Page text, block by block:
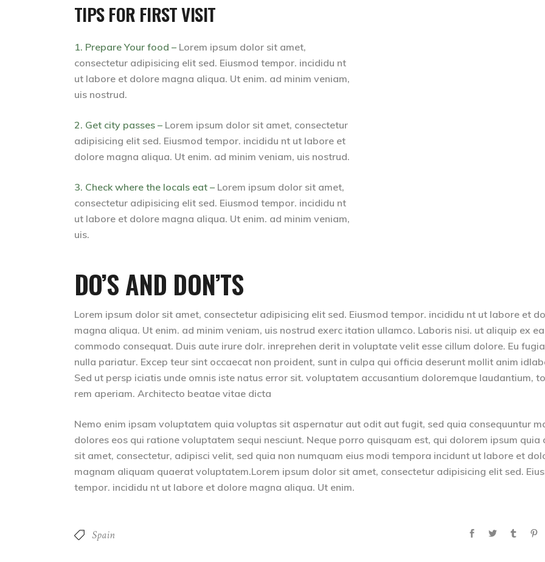
TIPS FOR FIRST VISIT
1. Prepare Your food – Lorem ipsum dolor sit amet,
consectetur adipisicing elit sed. Eiusmod tempor. incididu nt
ut labore et dolore magna aliqua. Ut enim. ad minim veniam,
uis nostrud.
2. Get city passes – Lorem ipsum dolor sit amet, consectetur
adipisicing elit sed. Eiusmod tempor. incididu nt ut labore et
dolore magna aliqua. Ut enim. ad minim veniam, uis nostrud.
3. Check where the locals eat – Lorem ipsum dolor sit amet,
consectetur adipisicing elit sed. Eiusmod tempor. incididu nt
ut labore et dolore magna aliqua. Ut enim. ad minim veniam,
uis.
DO’S AND DON’TS
Lorem ipsum dolor sit amet, consectetur adipisicing elit sed. Eiusmod tempor. incididu nt ut labore et
magna aliqua. Ut enim. ad minim veniam, uis nostrud exerc itation ullamco. Laboris nisi. ut aliquip ex ea
commodo consequat. Duis aute irure dolr. inreprehen derit in voluptate velit esse cillum dolore. Eu
nulla pariatur. Excep teur sint occaecat non proident, sunt in culpa qui officia deserunt mollit anim
Sed ut persp iciatis unde omnis iste natus error sit. voluptatem accusantium doloremque laudantium,
rem aperiam. Architecto beatae vitae dicta
Nemo enim ipsam voluptatem quia voluptas sit aspernatur aut odit aut fugit, sed quia consequuntur
dolores eos qui ratione voluptatem sequi nesciunt. Neque porro quisquam est, qui dolorem ipsum quia
sit amet, consectetur, adipisci velit, sed quia non numquam eius modi tempora incidunt ut labore et
magnam aliquam quaerat voluptatem.Lorem ipsum dolor sit amet, consectetur adipisicing elit sed.
tempor. incididu nt ut labore et dolore magna aliqua. Ut enim.
Spain